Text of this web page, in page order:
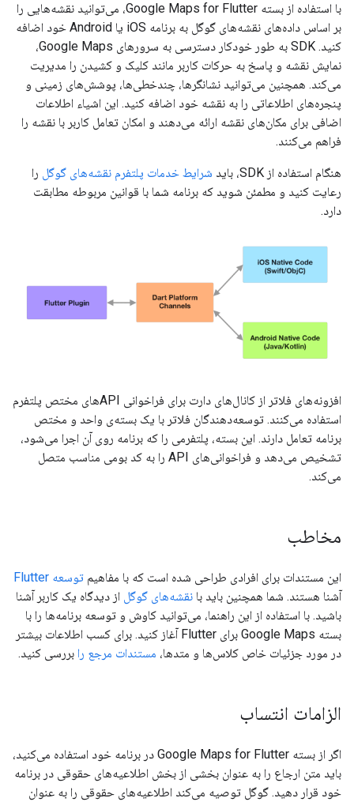
با استفاده از بسته Google Maps for Flutter، می‌توانید نقشه‌هایی را
بر اساس داده‌های نقشه‌های گوگل به برنامه iOS یا Android خود اضافه
کنید. SDK به طور خودکار دسترسی به سرورهای Google Maps،
نمایش نقشه و پاسخ به حرکات کاربر مانند کلیک و کشیدن را مدیریت
می‌کند. همچنین می‌توانید نشانگرها، چندخطی‌ها، پوشش‌های زمینی و
پنجره‌های اطلاعاتی را به نقشه خود اضافه کنید. این اشیاء اطلاعات
اضافی برای مکان‌های نقشه ارائه می‌دهند و امکان تعامل کاربر با نقشه را
فراهم می‌کنند.
هنگام استفاده از SDK، باید شرایط خدمات پلتفرم نقشه‌های گوگل را
رعایت کنید و مطمئن شوید که برنامه شما با قوانین مربوطه مطابقت
دارد.
افزونه‌های فلاتر از کانال‌های دارت برای فراخوانی APIهای مختص پلتفرم
استفاده می‌کنند. توسعه‌دهندگان فلاتر با یک بسته‌ی واحد و مختص
برنامه تعامل دارند. این بسته، پلتفرمی را که برنامه روی آن اجرا می‌شود،
تشخیص می‌دهد و فراخوانی‌های API را به کد بومی مناسب متصل
می‌کند.
مخاطب
این مستندات برای افرادی طراحی شده است که با مفاهیم توسعه Flutter
آشنا هستند. شما همچنین باید با نقشه‌های گوگل از دیدگاه یک کاربر آشنا
باشید. با استفاده از این راهنما، می‌توانید کاوش و توسعه برنامه‌ها را با
بسته Google Maps برای Flutter آغاز کنید. برای کسب اطلاعات بیشتر
در مورد جزئیات خاص کلاس‌ها و متدها، مستندات مرجع را بررسی کنید.
الزامات انتساب
اگر از بسته Google Maps for Flutter در برنامه خود استفاده می‌کنید،
باید متن ارجاع را به عنوان بخشی از بخش اطلاعیه‌های حقوقی در برنامه
خود قرار دهید. گوگل توصیه می‌کند اطلاعیه‌های حقوقی را به عنوان